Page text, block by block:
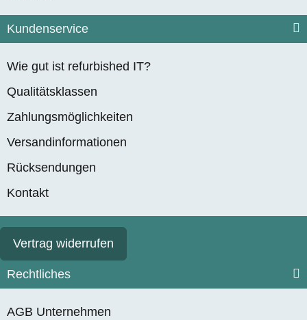
Kundenservice
Wie gut ist refurbished IT?
Qualitätsklassen
Zahlungsmöglichkeiten
Versandinformationen
Rücksendungen
Kontakt
Vertrag widerrufen
Rechtliches
AGB Unternehmen